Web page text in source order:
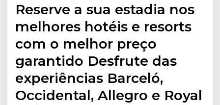
Reserve a sua estadia nos
melhores hotéis e resorts
com o melhor preço
garantido Desfrute das
experiências Barceló,
Occidental, Allegro e Royal